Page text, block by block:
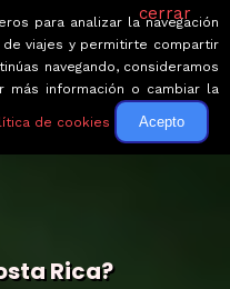
Rica?
cerrar
para analizar la navegación
viajes y permitirte compartir
navegando, consideramos
más información o cambiar la
de cookies Acepto